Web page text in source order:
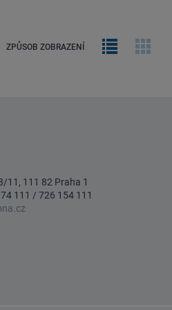
ZPŮSOB ZOBRAZENÍ
Řádkový
11, 111 82 Praha 1
111 /726 154 111